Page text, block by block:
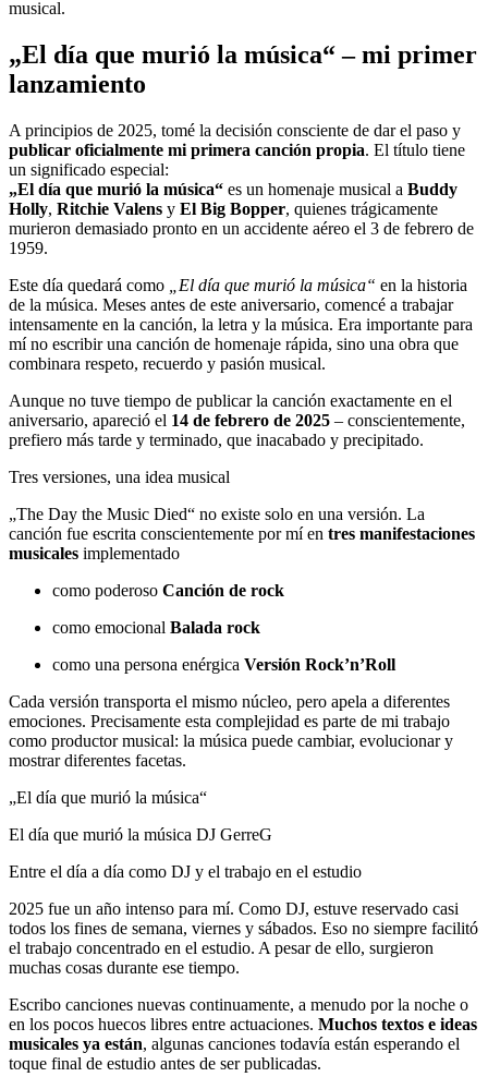
musical.
„El día que murió la música“ – mi primer
lanzamiento
A principios de 2025, tomé la decisión consciente de dar el paso y
publicar oficialmente mi primera canción propia. El título tiene
un significado especial:
„El día que murió la música“ es un homenaje musical a Buddy
Holly, Ritchie Valens y El Big Bopper, quienes trágicamente
murieron demasiado pronto en un accidente aéreo el 3 de febrero de
1959.
Este día quedará como
„El día que murió la música“ en la historia
de la música. Meses antes de este aniversario, comencé a trabajar
intensamente en la canción, la letra y la música. Era importante para
mí no escribir una canción de homenaje rápida, sino una obra que
combinara respeto, recuerdo y pasión musical.
Aunque no tuve tiempo de publicar la canción exactamente en el
aniversario, apareció el 14 de febrero de 2025 – conscientemente,
prefiero más tarde y terminado, que inacabado y precipitado.
Tres versiones, una idea musical
„The Day the Music Died“ no existe solo en una versión. La
canción fue escrita conscientemente por mí en tres manifestaciones
musicales implementado
como poderoso Canción de rock
como emocional Balada rock
como una persona enérgica Versión Rock’n’Roll
Cada versión transporta el mismo núcleo, pero apela a diferentes
emociones. Precisamente esta complejidad es parte de mi trabajo
como productor musical: la música puede cambiar, evolucionar y
mostrar diferentes facetas.
„El día que murió la música“
El día que murió la música DJ GerreG
Entre el día a día como DJ y el trabajo en el estudio
2025 fue un año intenso para mí. Como DJ, estuve reservado casi
todos los fines de semana, viernes y sábados. Eso no siempre facilitó
el trabajo concentrado en el estudio. A pesar de ello, surgieron
muchas cosas durante ese tiempo.
Escribo canciones nuevas continuamente, a menudo por la noche o
en los pocos huecos libres entre actuaciones. Muchos textos e ideas
musicales ya están, algunas canciones todavía están esperando el
toque final de estudio antes de ser publicadas.